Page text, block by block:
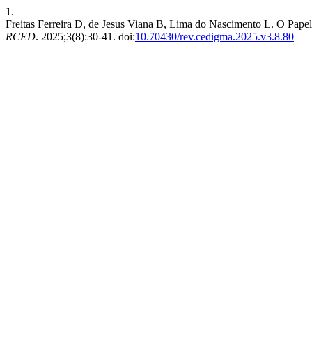
1.
Freitas Ferreira D, de Jesus Viana B, Lima do Nascimento L. O
RCED. 2025;3(8):30-41. doi:10.70430/rev.cedigma.2025.v3.8.80